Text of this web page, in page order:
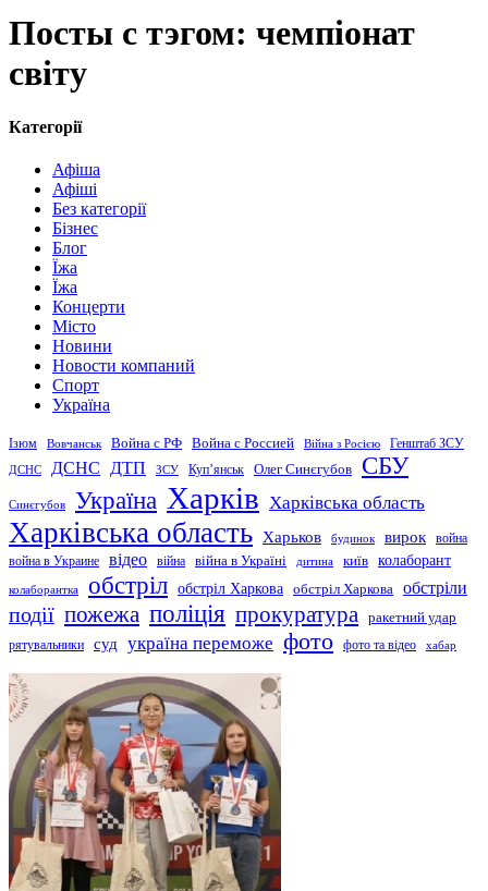
Посты с тэгом: чемпіонат
світу
Категорії
Афіша
Афіші
Без категорії
Бізнес
Блог
Їжа
Їжа
Концерти
Місто
Новини
Новости компаний
Спорт
Україна
Ізюм Вовчанськ Война с РФ Война с Россией Війна з Росією Генштаб ЗСУ
ДСНС ДСНС ДТП ЗСУ Купʼянськ Олег Синєгубов СБУ
Синєгубов Україна Харків Харківська область
Харківська область Харьков будинок вирок война
война в Украине відео війна війна в Україні дитина київ колаборант
колаборантка обстріл обстріл Харкова обстріл Харкова обстріли
події пожежа поліція прокуратура
ракетний удар
рятувальники
суд україна переможе фото фото та відео хабар